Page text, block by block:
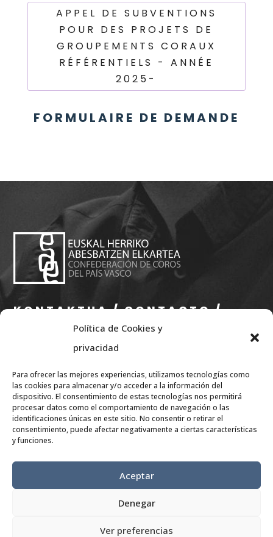
Política de Cookies y
privacidad
Para ofrecer las mejores experiencias, utilizamos tecnologías como
las cookies para almacenar y/o acceder a la información del
dispositivo. El consentimiento de estas tecnologías nos permitirá
procesar datos como el comportamiento de navegación o las
identificaciones únicas en este sitio. No consentir o retirar el
consentimiento, puede afectar negativamente a ciertas características
y funciones.
Aceptar
Denegar
Ver preferencias
APPEL DE SUBVENTIONS
POUR DES PROJETS DE
GROUPEMENTS CORAUX
RÉFÉRENTIELS - ANNÉE
2025-
FORMULAIRE DE DEMANDE
KONTAKTUA / CONTACTO /
CONTACT
+34 656 79 07 36
SARE SOZIALAK / REDES
SOCIALES/